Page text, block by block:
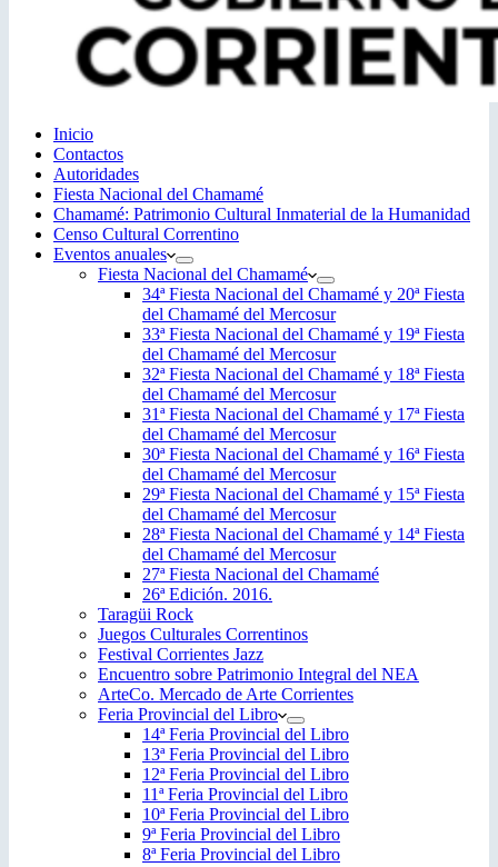
Inicio
Contactos
Autoridades
Fiesta Nacional del Chamamé
Chamamé: Patrimonio Cultural Inmaterial de la Humanidad
Censo Cultural Correntino
Eventos anuales
Fiesta Nacional del Chamamé
34ª Fiesta Nacional del Chamamé y 20ª Fiesta
del Chamamé del Mercosur
33ª Fiesta Nacional del Chamamé y 19ª Fiesta
del Chamamé del Mercosur
32ª Fiesta Nacional del Chamamé y 18ª Fiesta
del Chamamé del Mercosur
31ª Fiesta Nacional del Chamamé y 17ª Fiesta
del Chamamé del Mercosur
30ª Fiesta Nacional del Chamamé y 16ª Fiesta
del Chamamé del Mercosur
29ª Fiesta Nacional del Chamamé y 15ª Fiesta
del Chamamé del Mercosur
28ª Fiesta Nacional del Chamamé y 14ª Fiesta
del Chamamé del Mercosur
27ª Fiesta Nacional del Chamamé
26ª Edición. 2016.
Taragüi Rock
Juegos Culturales Correntinos
Festival Corrientes Jazz
Encuentro sobre Patrimonio Integral del NEA
ArteCo. Mercado de Arte Corrientes
Feria Provincial del Libro
14ª Feria Provincial del Libro
13ª Feria Provincial del Libro
12ª Feria Provincial del Libro
11ª Feria Provincial del Libro
10ª Feria Provincial del Libro
9ª Feria Provincial del Libro
8ª Feria Provincial del Libro